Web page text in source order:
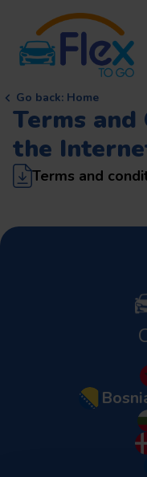
Go back: Home
Terms
the
Terms and